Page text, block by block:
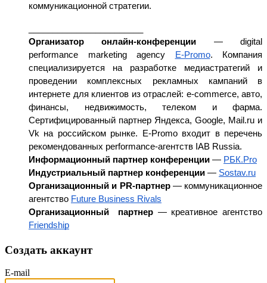
коммуникационной стратегии.
Организатор онлайн-конференции — digital
performance marketing agency
E-Promo. Компания
специализируется на разработке медиастратегий и
проведении комплексных рекламных кампаний в
интернете для клиентов из отраслей: e-commerce, авто,
финансы, недвижимость, телеком и фарма.
Сертифицированный партнер Яндекса, Google, Mail.ru и
Vk на российском рынке. E-Promo входит в перечень
рекомендованных performance-агентств IAB Russia.
Информационный партнер конференции — РБК.Pro
Индустриальный партнер конференции — Sostav.ru
Организационный и PR-партнер — коммуникационное
агентство Future Business Rivals
Организационный  партнер
Friendship
Создать аккаунт
E-mail